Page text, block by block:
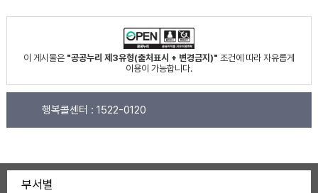
이 게시물은 "공공누리 제3유형(출처표시 + 변경금지)" 조건에 따라 자유롭게
이용이 가능합니다.
행복콜센터 : 1522-0120
부서별